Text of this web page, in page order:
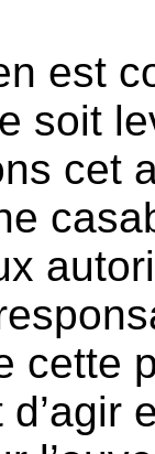
est
soit
cet
cette